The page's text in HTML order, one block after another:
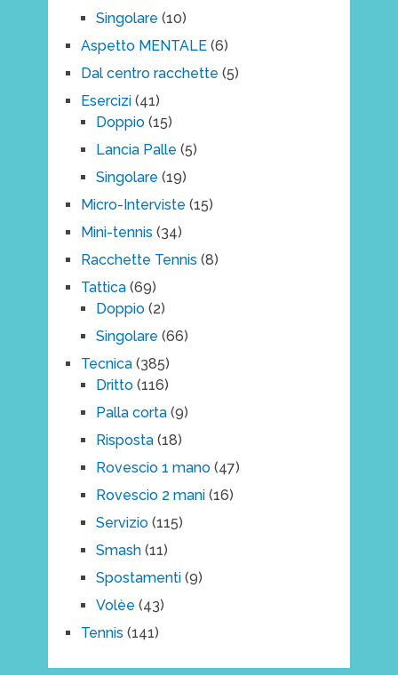
Singolare (10)
Aspetto MENTALE(6)
Dal centro racchette (5)
Esercizi(41)
Doppio(15)
Lancia Palle (5)
Singolare (19)
Micro-Interviste (15)
Mini-tennis (34)
Racchette Tennis (8)
Tattica(69)
Doppio(2)
Singolare (66)
Tecnica(385)
Dritto(116)
Palla corta(9)
Risposta(18)
Rovescio 1 mano(47)
Rovescio 2 mani(16)
Servizio(115)
Smash(11)
Spostamenti(9)
Volèe (43)
Tennis (141)